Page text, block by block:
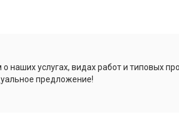
наших услугах, видах работ и типовых
предложение!